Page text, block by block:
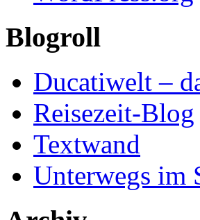
Blogroll
Ducatiwelt –
Reisezeit-Blog
Textwand
Unterwegs im